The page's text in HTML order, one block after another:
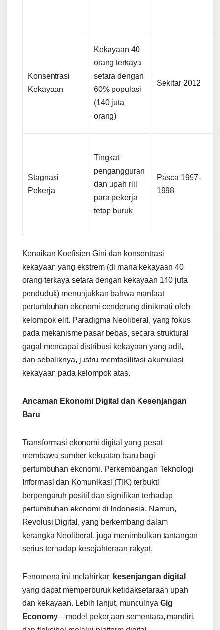
Konsentrasi
Kekayaan
Kekayaan 40
orang terkaya
setara dengan
60% populasi
(140 juta
orang)
Sekitar 2012
Stagnasi
Pekerja
Tingkat
pengangguran
dan upah riil
para pekerja
tetap buruk
Pasca 1997-
1998
Kenaikan Koefisien Gini dan konsentrasi
kekayaan yang ekstrem (di mana kekayaan 40
orang terkaya setara dengan kekayaan 140 juta
penduduk) menunjukkan bahwa manfaat
pertumbuhan ekonomi cenderung dinikmati oleh
kelompok elit. Paradigma Neoliberal, yang fokus
pada mekanisme pasar bebas, secara struktural
gagal mencapai distribusi kekayaan yang adil,
dan sebaliknya, justru memfasilitasi akumulasi
kekayaan pada kelompok atas.
Ancaman Ekonomi Digital dan Kesenjangan
Baru
Transformasi ekonomi digital yang pesat
membawa sumber kekuatan baru bagi
pertumbuhan ekonomi. Perkembangan Teknologi
Informasi dan Komunikasi (TIK) terbukti
berpengaruh positif dan signifikan terhadap
pertumbuhan ekonomi di Indonesia. Namun,
Revolusi Digital, yang berkembang dalam
kerangka Neoliberal, juga menimbulkan tantangan
serius terhadap kesejahteraan rakyat.
Fenomena ini melahirkan kesenjangan digital
yang dapat memperburuk ketidaksetaraan upah
dan kekayaan. Lebih lanjut, munculnya Gig
Economy—model pekerjaan sementara, mandiri,